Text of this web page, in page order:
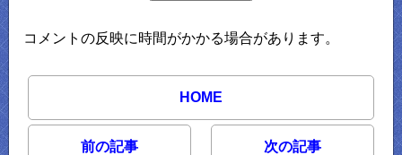
コメントの反映に時間がかかる場合があります。
HOME
前の記事 次の記事